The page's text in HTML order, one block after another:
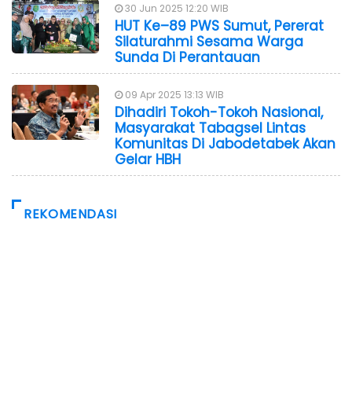
30 Jun 2025 12:20 WIB
HUT Ke–89 PWS Sumut, Pererat
Silaturahmi Sesama Warga
Sunda Di Perantauan
09 Apr 2025 13:13 WIB
Dihadiri Tokoh-Tokoh Nasional,
Masyarakat Tabagsel Lintas
Komunitas Di Jabodetabek Akan
Gelar HBH
REKOMENDASI